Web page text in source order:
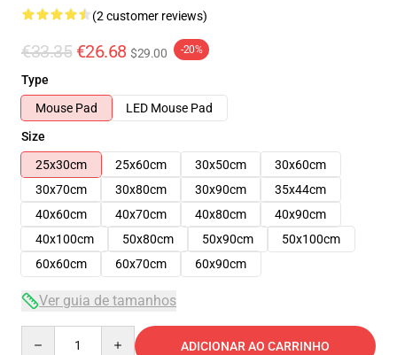
(2 customer reviews)
€33.35 €26.68 $29.00 -20%
Type
Mouse Pad
LED Mouse Pad
Size
25x30cm
25x60cm 30x50cm
30x60cm
30x70cm
30x80cm 30x90cm
35x44cm
40x60cm
40x70cm 40x80cm
40x90cm
40x100cm
50x80cm 50x90cm
50x100cm
60x60cm
60x70cm 60x90cm
Ver guia de tamanhos
ADICIONAR AO CARRINHO